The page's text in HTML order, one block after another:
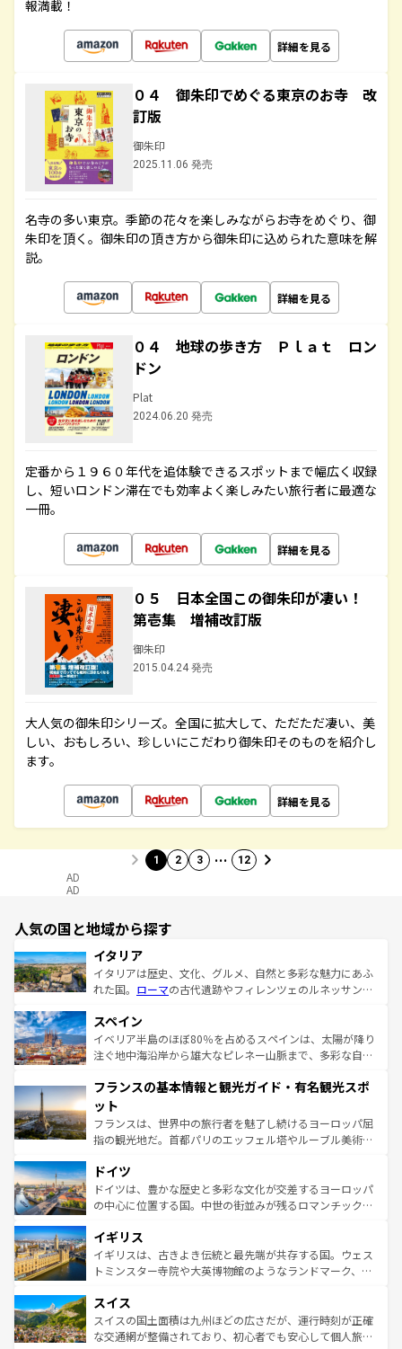
報満載！
詳細を見る
０４ 御朱印でめぐる東京のお寺 改
訂版
御朱印
2025.11.06 発売
名寺の多い東京。季節の花々を楽しみながらお寺をめぐり、御
朱印を頂く。御朱印の頂き方から御朱印に込められた意味を解
説。
詳細を見る
０４ 地球の歩き方 Ｐｌａｔ ロン
ドン
Plat
2024.06.20 発売
定番から１９６０年代を追体験できるスポットまで幅広く収録
し、短いロンドン滞在でも効率よく楽しみたい旅行者に最適な
一冊。
詳細を見る
０５ 日本全国この御朱印が凄い！
第壱集 増補改訂版
御朱印
2015.04.24 発売
大人気の御朱印シリーズ。全国に拡大して、ただただ凄い、美
しい、おもしろい、珍しいにこだわり御朱印そのものを紹介し
ます。
詳細を見る
1 2 3 … 12
AD
AD
人気の国と地域から探す
イタリア
イタリアは歴史、文化、グルメ、自然と多彩な魅力にあふ
れた国。 ローマの古代遺跡やフィレンツェのルネッサンス
ろん、トスカーナの美しい田園風景やアマルフィ海岸の絶
景など、自然景観も見逃せない。観光の合間には、本場の
ピザやパスタなど、絶品のイタリア料理を堪能することも
ませてくれるイタリアで、忘れられない旅をしてみよう！
なお、新着のイタリア情報は
しい。
スペイン
イベリア半島のほぼ80％を占めるスペインは、太陽が降り
注ぐ地中海沿岸から雄大なピレネー山脈まで、多彩な自然
文化が根付くこの国では、情熱的なフラメンコ、熱気あふ
れる闘牛、そして美味しいタパスが生活の一部となってい
る。首都マドリードの洗練された雰囲気や、バルセロナの
アートに溢れた街角から、地方では古代ローマ遺跡や中世
せる。地方によって風土や気候が異なるスペインはその個
性で訪れる人を魅了する。 なお、新着のスペイン情報は コ
ンテンツ一覧を参照してほしい。
フランスの基本情報と観光ガイド・有名観光スポ
ット
フランスは、世界中の旅行者を魅了し続けるヨーロッパ屈
指の観光地だ。首都パリのエッフェル塔やルーブル美術館
で、幅広い魅力が詰まっている。華麗な宮殿、歴史的な大
聖堂、美しいビーチ、そして豊かな自然が、訪れる者を心
から魅了する。また、フランスは美食の国としても知ら
いる。シャンパンの発祥地であるランス、プロヴァンスの
香り高いラベンダー畑など、多彩な楽しみ方が可能だ。さ
らに、パリ以外の地域にも魅力が溢れており、どの街角に
れる地方に足を運ぶとそれぞれで全く異なる文化を体験で
きるだろう。 なお、新着のフランス情報はコンテンツ一覧
を参照してほしい。
ドイツ
ドイツは、豊かな歴史と多彩な文化が交差するヨーロッパ
の中心に位置する国。中世の街並みが残るロマンチック街
顔を持つこの国は、どこを歩いても飽きることがない。ベ
ルリンの文化的活気、バイエルン州のアルプスの絶景、そ
してライン川沿いのワイン畑といった風景は必見。ビール
は、お酒好きな人にはぜひ体験してほしい。 なお、新着の
ドイツ情報はコンテンツ一覧を参照してほしい。
イギリス
イギリスは、古きよき伝統と最先端が共存する国。ウェス
トミンスター寺院や大英博物館のようなランドマーク、歴
リアごとに異なる魅力がある。また、優雅なアフタヌーン
ティー、ビール好きにはたまらない英国パブ、サッカー観
戦など、本場だからこそできる体験も豊富。イギリスを旅
スイス
スイスの国土面積は九州ほどの広さだが、運行時刻が正確
な交通網が整備されており、初心者でも安心して個人旅行